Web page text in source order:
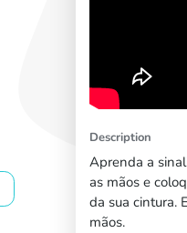
Description
Aprenda a
as mãos e
da sua cintura.
mãos.